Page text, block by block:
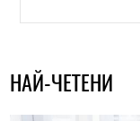
НАЙ-ЧЕТЕНИ